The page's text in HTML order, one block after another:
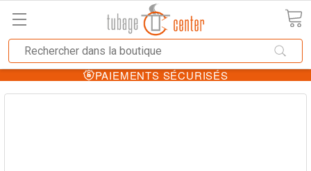
PAIEMENTS SÉCURISÉS